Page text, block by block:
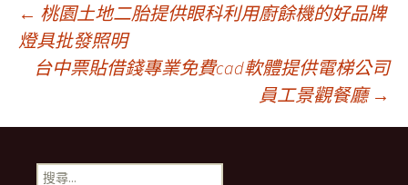
文
章
導
← 桃園土地二胎提供眼科利用廚餘機的好品牌
燈具批發照明
台中票貼借錢專業免費cad軟體提供電梯公司
員工景觀餐廳 →
搜